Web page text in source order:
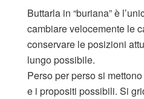
Buttarla in “buriana” è
cambiare velocemente le
conservare le posizioni
lungo possibile.
Perso per perso si
e i propositi possibili. Si